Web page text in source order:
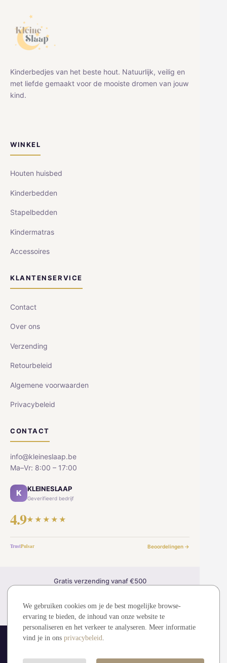
Kinderbedjes van het beste hout. Natuurlijk, veilig en
met liefde gemaakt voor de mooiste dromen van jouw
kind.
WINKEL
Houten huisbed
Kinderbedden
Stapelbedden
Kindermatras
Accessoires
KLANTENSERVICE
Contact
Over ons
Verzending
Retourbeleid
Algemene voorwaarden
Privacybeleid
CONTACT
info@kleineslaap.be
Ma–Vr: 8:00 – 17:00
K KLEINESLAAP
Geverifieerd bedrijf
4.9★★★★★
TrustPulsar Beoordelingen →
Gratis verzending vanaf €500
Veilig betalen (SSL)
© 2026 kleineslaap.be — Alle rechten voorbehouden.
Visa Mastercard Bancontact iDEAL
We gebruiken cookies om je de best mogelijke browse-
ervaring te bieden, de inhoud van onze website te
personaliseren en het verkeer te analyseren. Meer informatie
vind je in ons privacybeleid.